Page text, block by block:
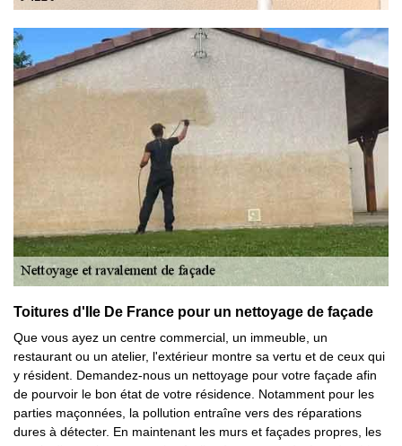
Toitures d'Ile De France pour un nettoyage de façade
Que vous ayez un centre commercial, un immeuble, un
restaurant ou un atelier, l'extérieur montre sa vertu et de ceux qui
y résident. Demandez-nous un nettoyage pour votre façade afin
de pourvoir le bon état de votre résidence. Notamment pour les
parties maçonnées, la pollution entraîne vers des réparations
dures à détecter. En maintenant les murs et façades propres, les